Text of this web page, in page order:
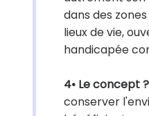
dans des
lieux de vie,
handicapée
4• Le concept ?
conserver